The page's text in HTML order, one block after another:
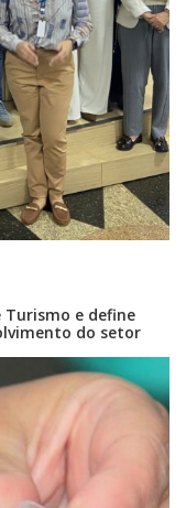
nos dias 10 e 11 de
e define
do setor